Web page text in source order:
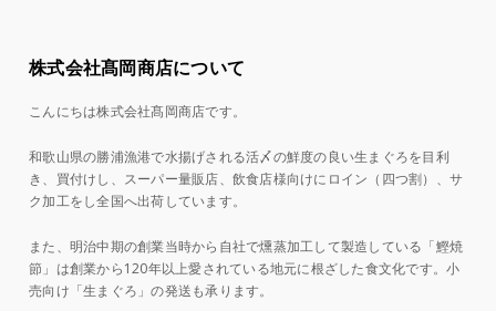
株式会社髙岡商店について
こんにちは株式会社髙岡商店です。
和歌山県の勝浦漁港で水揚げされる活〆の鮮度の良い生まぐろを目利
き、買付けし、スーパー量販店、飲食店様向けにロイン（四つ割）、サ
ク加工をし全国へ出荷しています。
また、明治中期の創業当時から自社で燻蒸加工して製造している「鰹焼
節」は創業から120年以上愛されている地元に根ざした食文化です。小
売向け「生まぐろ」の発送も承ります。